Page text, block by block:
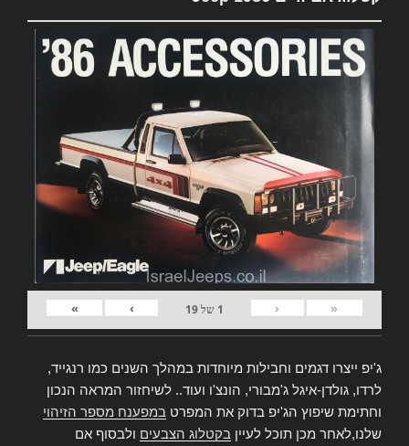
«
‹
1 של19
›
»
ג'יפ ייצרו דגמים וחבילות מיוחדות במהלך השנים כמו רנגייד,
לרדו, גולדן-איגל ג'מבורי, הונצ'ו ועוד.. לשיחזור המראה הנכון
וחתימת שיפוץ הג'יפ בדוק את המפרט במפענח מספר הזיהוי
שלנו,לאחר מכן תוכל לעיין בקטלוג הצבעים ולבסוף אם